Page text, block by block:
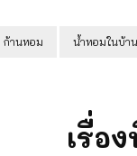
ก้านหอม น้ำหอมในบ้าน
เรื่อ